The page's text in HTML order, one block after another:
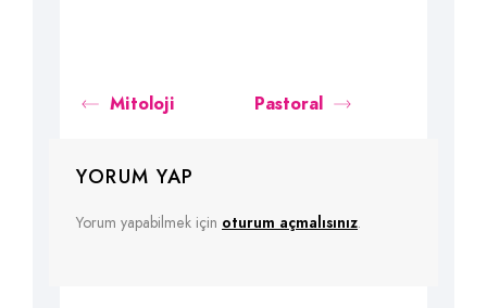
Mitoloji Pastoral
YORUM YAP
Yorum yapabilmek için oturum açmalısınız.